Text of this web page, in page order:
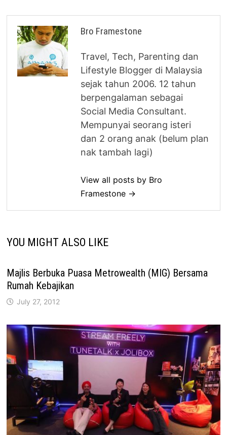
Bro Framestone
Travel, Tech, Parenting dan
Lifestyle Blogger di Malaysia
sejak tahun 2006. 12 tahun
berpengalaman sebagai
Social Media Consultant.
Mempunyai seorang isteri
dan 2 orang anak (belum plan
nak tambah lagi)
View all posts by Bro
Framestone →
YOU MIGHT ALSO LIKE
Majlis Berbuka Puasa Metrowealth (MIG) Bersama
Rumah Kebajikan
July 27, 2012